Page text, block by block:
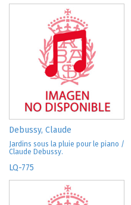
Debussy, Claude
Jardins sous la pluie pour le piano /
Claude Debussy.
LQ-775